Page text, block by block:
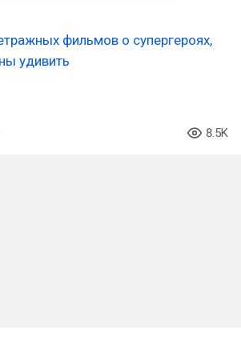
фильмов о супергероях,
удивить
8.5K